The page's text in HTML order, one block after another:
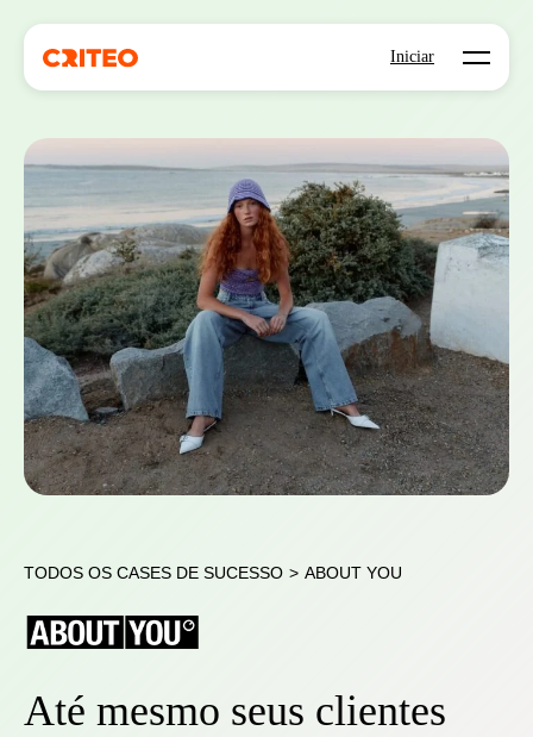
Iniciar Open
TODOS OS CASES DE SUCESSO > ABOUT YOU
Até mesmo seus clientes